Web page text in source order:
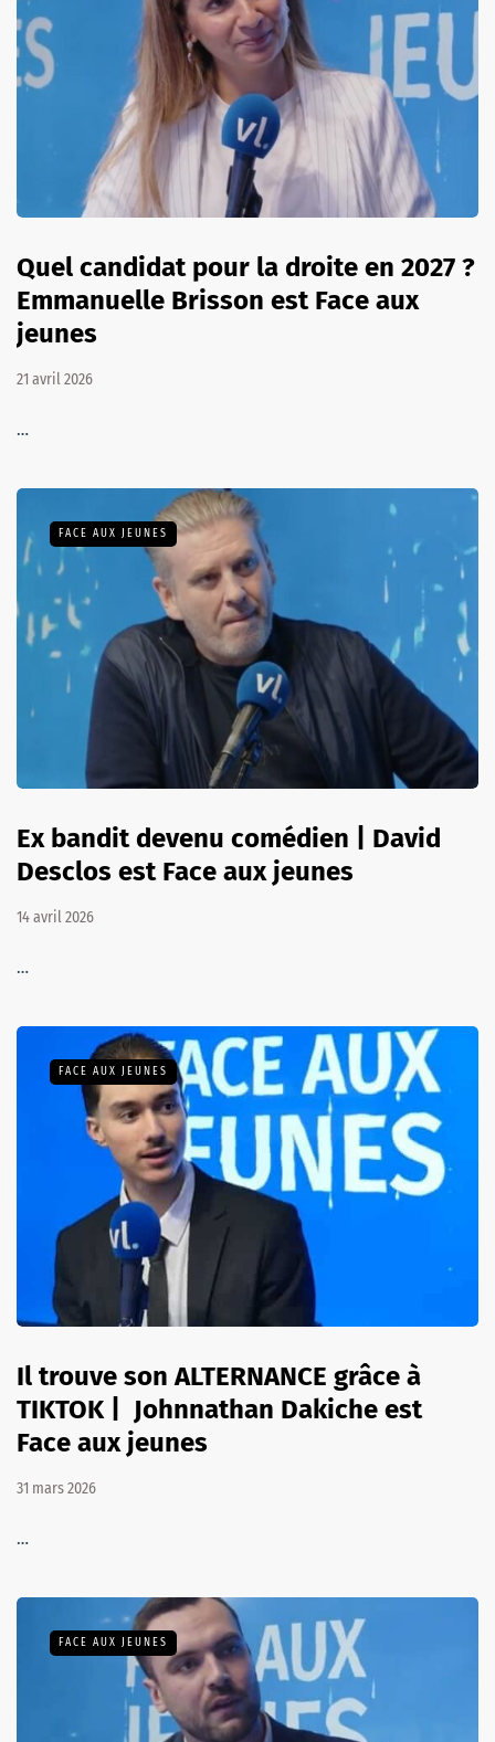
Quel candidat pour la droite en 2027 ?
Emmanuelle Brisson est Face aux
jeunes
21 avril 2026
…
FACE AUX JEUNES
Ex bandit devenu comédien | David
Desclos est Face aux jeunes
14 avril 2026
…
FACE AUX JEUNES
Il trouve son ALTERNANCE grâce à
TIKTOK | Johnnathan Dakiche est
Face aux jeunes
31 mars 2026
…
FACE AUX JEUNES